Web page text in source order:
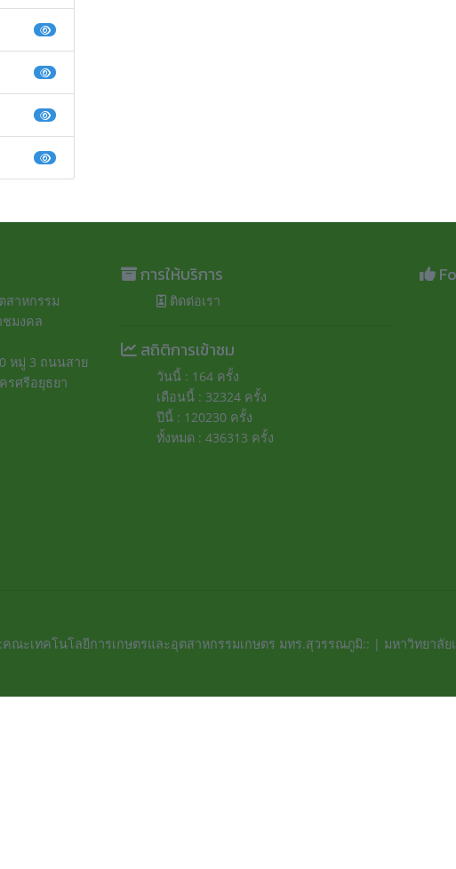
สาหกรรม
ชมงคล
หมู่ 3 ถนนสาย
รศรีอยุธยา
การให้บริการ
ติดต่อเรา
สถิติการเข้าชม
วันนี้ : 164 ครั้ง
เดือนนี้ : 32324 ครั้ง
ปีนี้ : 120230 ครั้ง
ทั้งหมด : 436313 ครั้ง
ณะเทคโนโลยีการเกษตรและอุตสาหกรรมเกษตร มทร.สุวรรณภูมิ:: | มหาวิทยาลั